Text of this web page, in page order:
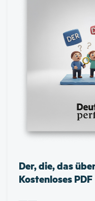
Der, die, das
Kostenloses PDF